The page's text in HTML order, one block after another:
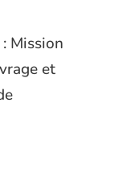
: Mission
et